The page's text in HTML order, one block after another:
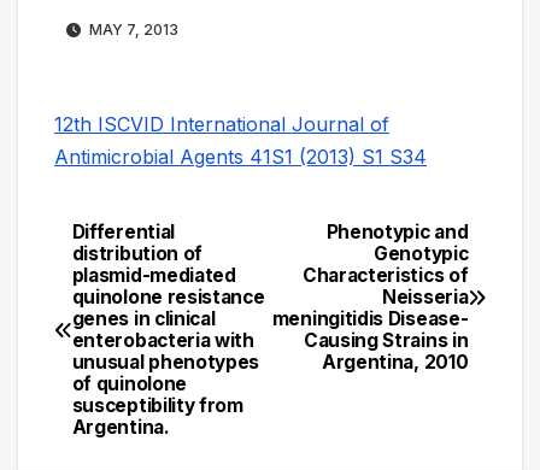
MAY 7, 2013
12th ISCVID International Journal of
Antimicrobial Agents 41S1 (2013) S1 S34
Navegación
de
entradas
Phenotypic and
Genotypic
Characteristics of
Neisseria
meningitidis Disease-
Causing Strains in
Argentina, 2010
Differential
distribution of
plasmid-mediated
quinolone resistance
genes in clinical
enterobacteria with
unusual phenotypes
of quinolone
susceptibility from
Argentina.